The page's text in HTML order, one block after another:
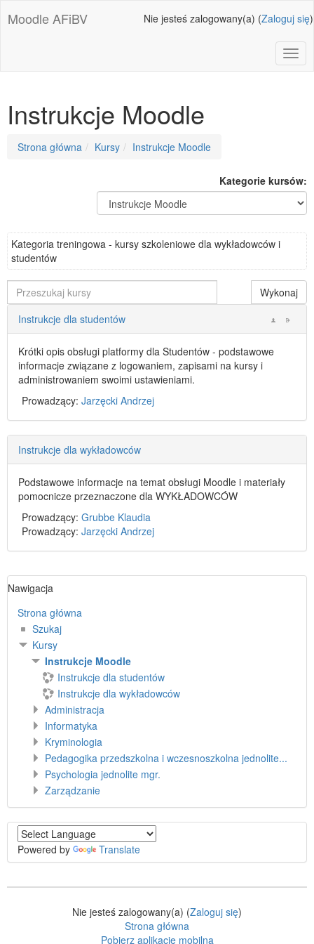
doMoodle AFiBV Nie jesteś zalogowany(a) (Zaloguj się)
Instrukcje Moodle
Ścieżka
Strona główna Kursy Instrukcje Moodle
Kategorie kursów:
Kategoria treningowa - kursy szkoleniowe dla wykładowców i
studentów
Przeszukaj
kursy
Wykonaj
Instrukcje dla studentów
Krótki opis obsługi platformy dla Studentów - podstawowe
informacje związane z logowaniem, zapisami na kursy i
administrowaniem swoimi ustawieniami.
Prowadzący: Jarzęcki Andrzej
Instrukcje dla wykładowców
Podstawowe informacje na temat obsługi Moodle i materiały
pomocnicze przeznaczone dla WYKŁADOWCÓW
Prowadzący: Grubbe Klaudia
Prowadzący: Jarzęcki Andrzej
Pomiń
Nawigacja
Nawigacja
Strona główna
Szukaj
Kursy
Instrukcje Moodle
Instrukcje dla studentów
Instrukcje dla wykładowców
Administracja
Informatyka
Kryminologia
Pedagogika przedszkolna i wczesnoszkolna jednolite...
Psychologia jednolite mgr.
Zarządzanie
Powered by Translate
Nie jesteś zalogowany(a) (Zaloguj się)
Strona główna
Pobierz aplikację mobilną